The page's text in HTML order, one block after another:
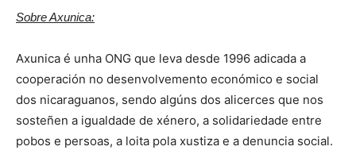
Sobre Axunica:
Axunica é unha ONG que leva desde 1996 adicada a
cooperación no desenvolvemento económico e social
dos nicaraguanos, sendo algúns dos alicerces que nos
sosteñen a igualdade de xénero, a solidariedade entre
pobos e persoas, a loita pola xustiza e a denuncia social.